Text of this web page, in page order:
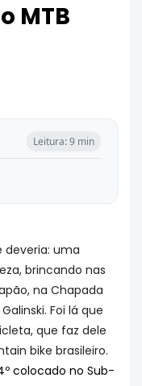
MTB
Leitura: 9 min
uma
brincando nas
na Chapada
Foi lá que
que faz dele
bike brasileiro.
colocado no Sub-